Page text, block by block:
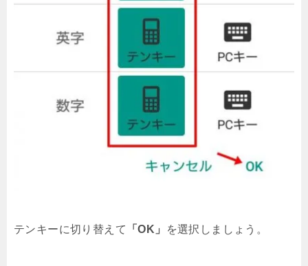
テンキーに切り替えて 「OK」 を選択しましょう。